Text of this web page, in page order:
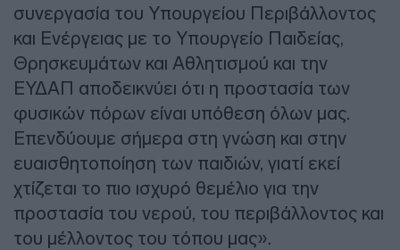
συνεργασία του Υπουργείου Περιβάλλοντος
και Ενέργειας με το Υπουργείο Παιδείας,
Θρησκευμάτων και Αθλητισμού και την
ΕΥΔΑΠ αποδεικνύει ότι η προστασία των
φυσικών πόρων είναι υπόθεση όλων μας.
Επενδύουμε σήμερα στη γνώση και στην
ευαισθητοποίηση των παιδιών, γιατί εκεί
χτίζεται το πιο ισχυρό θεμέλιο για την
προστασία του νερού, του περιβάλλοντος και
του μέλλοντος του τόπου μας».